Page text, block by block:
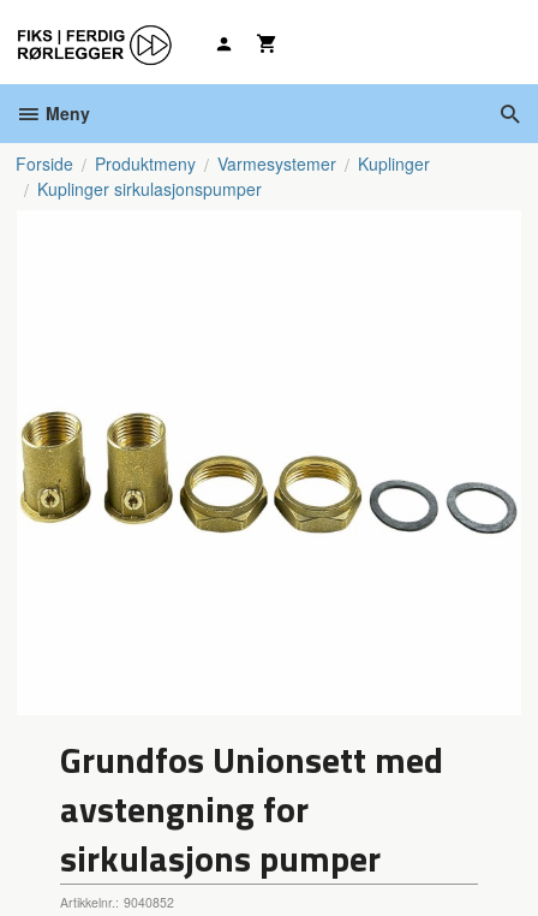
innholdet
Meny
Forside Produktmeny Varmesystemer
Kuplinger
Kuplinger sirkulasjonspumper
Grundfos Unionsett med
avstengning for
sirkulasjons pumper
Artikkelnr.: 9040852